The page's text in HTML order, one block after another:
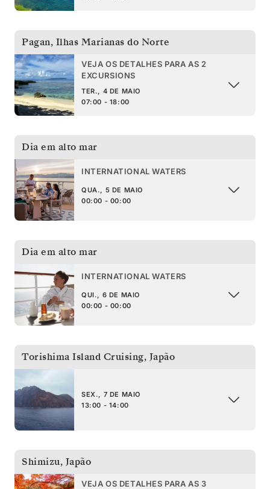
Pagan, Ilhas Marianas do Norte
VEJA OS DETALHES PARA AS 2
EXCURSIONS
TER., 4 DE MAIO
07:00 - 18:00
Dia em alto mar
INTERNATIONAL WATERS
QUA., 5 DE MAIO
00:00 - 00:00
Dia em alto mar
INTERNATIONAL WATERS
QUI., 6 DE MAIO
00:00 - 00:00
Torishima Island Cruising, Japão
SEX., 7 DE MAIO
13:00 - 14:00
Shimizu, Japão
VEJA OS DETALHES PARA AS 3